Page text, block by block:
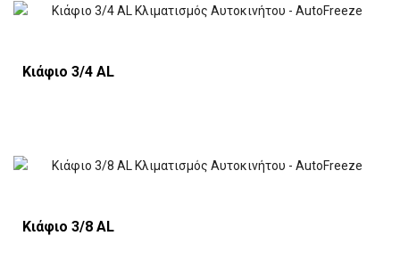
Κιάφιο 3/4 AL
Κιάφιο 3/8 AL